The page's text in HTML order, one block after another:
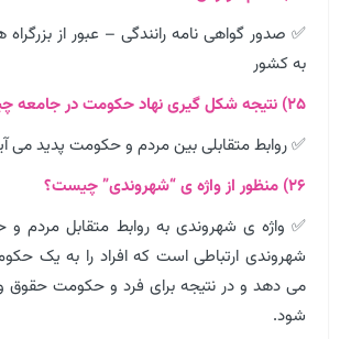
✅ صدور گواهی نامه رانندگی – عبور از بزرگراه
به کشور
۲۵) نتیجه شکل گیری نهاد حکومت در جامعه چیست؟
✅ روابط متقابلی بین مردم و حکومت پدید می
۲۶) منظور از واژه ی “شهروندی” چیست؟
✅ واژه ی شهروندی به روابط متقابل مردم و
شهروندی ارتباطی است که افراد را به یک
می دهد و در نتیجه برای فرد و حکومت حقوق و
شود.